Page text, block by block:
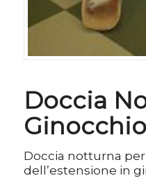
Doccia
Doccia notturna
dell’estensione in